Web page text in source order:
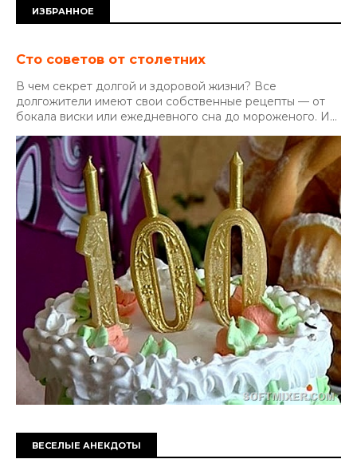
ИЗБРАННОЕ
Сто советов от столетних
В чем секрет долгой и здоровой жизни? Все
долгожители имеют свои собственные рецепты — от
бокала виски или ежедневного сна до мороженого. И...
ВЕСЕЛЫЕ АНЕКДОТЫ